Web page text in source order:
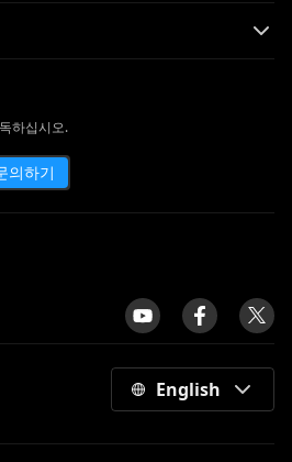
WorldStarHipHop과 같은
: 어느 것이 당신에게
포츠를 온라인으로 볼 수있
14 개
10 가지 앱 | 최고의 인스
굴 필터 앱
하십시오.
의하기
English